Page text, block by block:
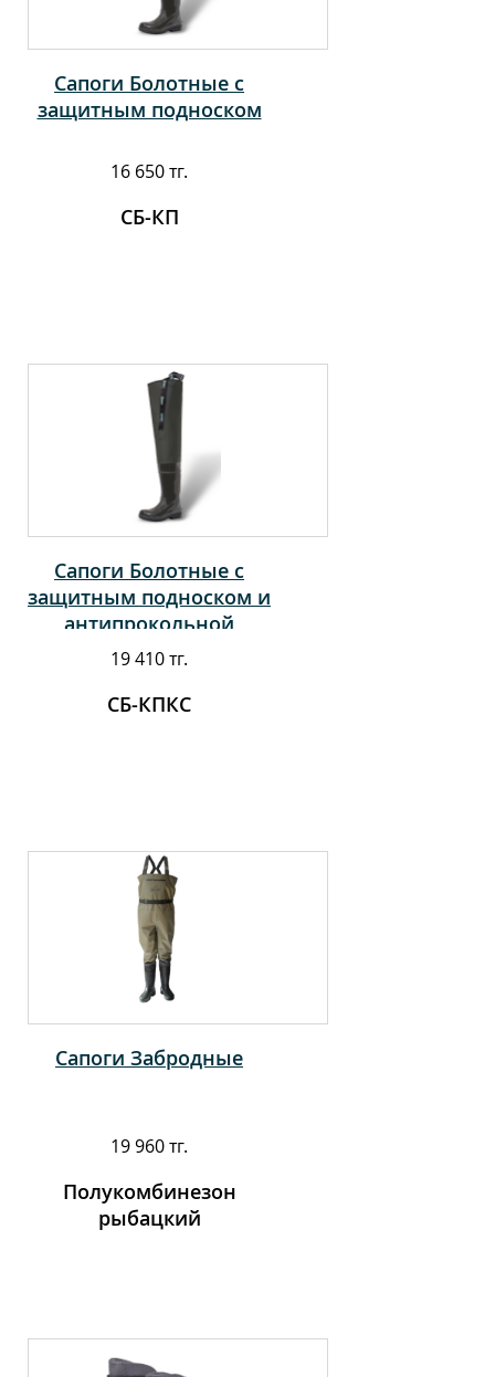
Сапоги Болотные с
защитным подноском
16 650 тг.
СБ-КП
Сапоги Болотные с
защитным подноском и
антипрокольной
стелькой
19 410 тг.
СБ-КПКС
Сапоги Забродные
19 960 тг.
Полукомбинезон
рыбацкий